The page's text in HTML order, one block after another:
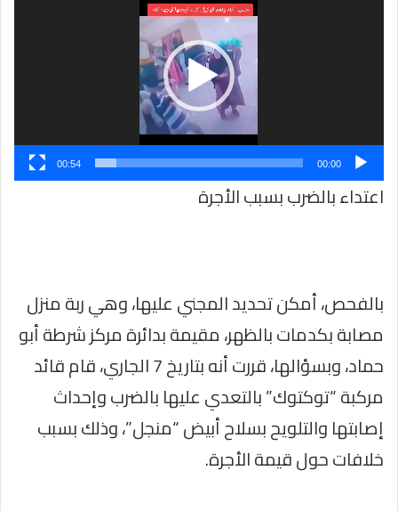
00:00
00:54
اعتداء بالضرب بسبب الأجرة
بالفحص، أمكن تحديد المجني عليها، وهي ربة منزل
مصابة بكدمات بالظهر، مقيمة بدائرة مركز شرطة أبو
حماد، وبسؤالها، قررت أنه بتاريخ 7 الجاري، قام قائد
مركبة “توكتوك” بالتعدي عليها بالضرب وإحداث
إصابتها والتلويح بسلاح أبيض “منجل”، وذلك بسبب
خلافات حول قيمة الأجرة.